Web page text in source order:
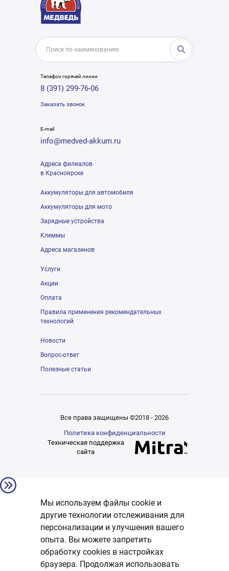
Телефон горячей линии
8 (391) 299-76-06
Заказать звонок
E-mail
info@medved-akkum.ru
Адреса филиалов
в Красноярске
Аккумуляторы для автомобиля
Аккумуляторы для мото
Зарядные устройства
Клеммы
Адреса магазинов
Услуги
Акции
Оплата
Правила применения рекомендательных
технологий
Новости
Вопрос-ответ
Полезные статьи
Все права защищены ©2018 - 2026
Политика конфиденциальности
Техническая поддержка
сайта
Мы используем файлы cookie и
другие технологии отслеживания для
персонализации и улучшения вашего
опыта. Вы можете запретить
обработку сookies в настройках
браузера. Продолжая использовать